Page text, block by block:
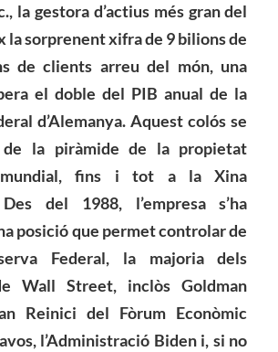
la gestora d’actius més gran del
la sorprenent xifra de 9 bilions de
de clients arreu del món, una
el doble del PIB anual de la
d’Alemanya. Aquest colós se
la piràmide de la propietat
mundial, fins i tot a la Xina
del 1988, l’empresa s’ha
posició que permet controlar de
Federal, la majoria dels
Wall Street, inclòs Goldman
Reinici del Fòrum Econòmic
l’Administració Biden i, si no